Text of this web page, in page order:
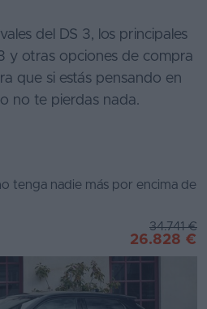
del DS 3, los principales
y otras opciones de compra
que si estás pensando en
no te pierdas nada.
tenga nadie más por encima de
34.741 €
26.828 €